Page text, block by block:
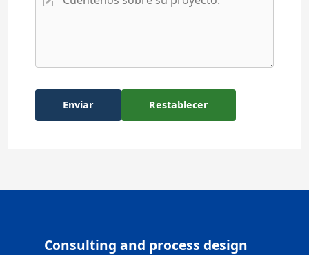
Enviar Restablecer
Consulting and process design